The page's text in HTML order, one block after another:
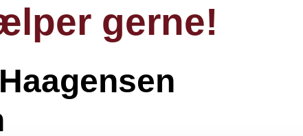
gerne!